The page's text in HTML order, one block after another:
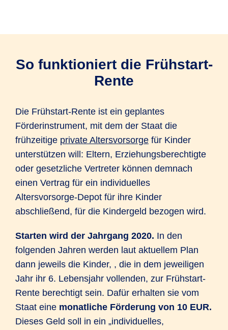
So funktioniert die Frühstart-
Rente
Die Frühstart-Rente ist ein geplantes
Förderinstrument, mit dem der Staat die
frühzeitige private Altersvorsorge für Kinder
unterstützen will: Eltern, Erziehungsberechtigte
oder gesetzliche Vertreter können demnach
einen Vertrag für ein individuelles
Altersvorsorge-Depot für ihre Kinder
abschließend, für die Kindergeld bezogen wird.
Starten wird der Jahrgang 2020. In den
folgenden Jahren werden laut aktuellem Plan
dann jeweils die Kinder, , die in dem jeweiligen
Jahr ihr 6. Lebensjahr vollenden, zur Frühstart-
Rente berechtigt sein. Dafür erhalten sie vom
Staat eine monatliche Förderung von 10 EUR.
Dieses Geld soll in ein „individuelles,